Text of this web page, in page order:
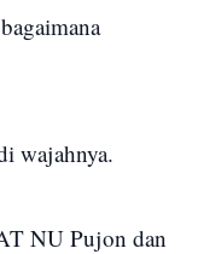
wajahnya.
NU Pujon dan